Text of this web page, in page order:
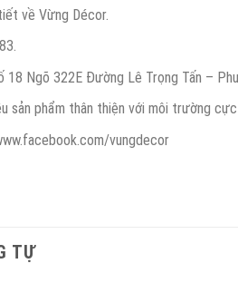
về Vừng Décor.
18 Ngõ 322E Đường Lê Trọng Tấn –
sản phẩm thân thiện với môi trường
vungdecor
TỰ